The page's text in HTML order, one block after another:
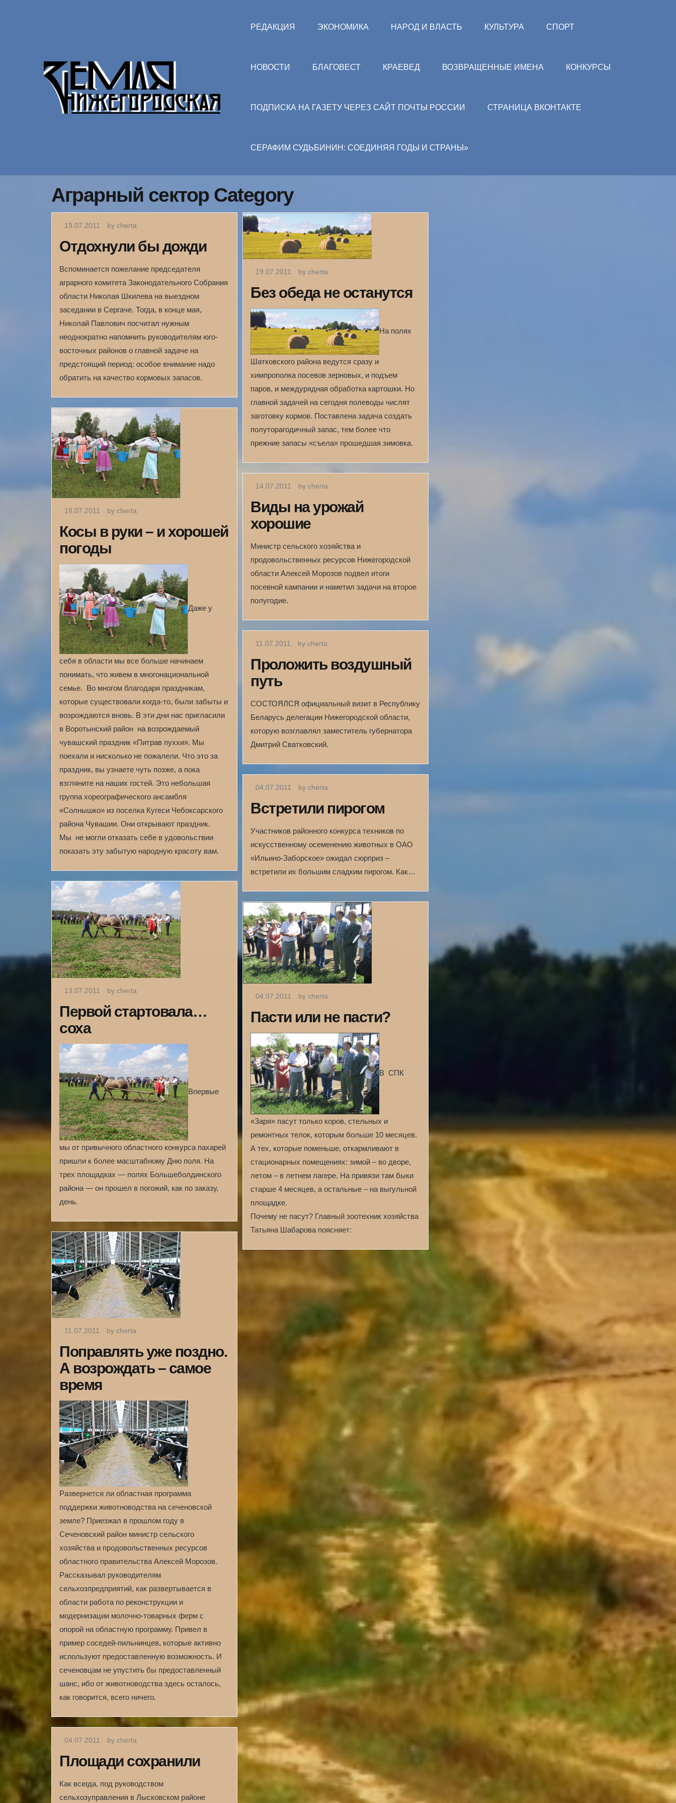
РЕДАКЦИЯ ЭКОНОМИКА НАРОД И ВЛАСТЬ КУЛЬТУРА СПОРТ
НОВОСТИ БЛАГОВЕСТ КРАЕВЕД ВОЗВРАЩЕННЫЕ ИМЕНА КОНКУРСЫ
ПОДПИСКА НА ГАЗЕТУ ЧЕРЕЗ САЙТ ПОЧТЫ РОССИИ СТРАНИЦА ВКОНТАКТЕ
СЕРАФИМ СУДЬБИНИН: СОЕДИНЯЯ ГОДЫ И СТРАНЫ»
Аграрный сектор Category
19.07.2011 by cherta
Отдохнули бы дожди
Вспоминается пожелание председателя
аграрного комитета Законодательного Собрания
области Николая Шкилева на выездном
заседании в Сергаче. Тогда, в конце мая,
Николай Павлович посчитал нужным
неоднократно напомнить руководителям юго-
восточных районов о главной задаче на
предстоящий период: особое внимание надо
обратить на качество кормовых запасов.
18.07.2011 by cherta
Косы в руки – и хорошей
погоды
Даже у
себя в области мы все больше начинаем
понимать, что живем в многонациональной
семье. Во многом благодаря праздникам,
которые существовали когда-то, были забыты и
возрождаются вновь. В эти дни нас пригласили
в Воротынский район на возрождаемый
чувашский праздник «Питрав пуххи». Мы
поехали и нисколько не пожалели. Что это за
праздник, вы узнаете чуть позже, а пока
взгляните на наших гостей. Это небольшая
группа хореографического ансамбля
«Солнышко» из поселка Кугеси Чебоксарского
района Чувашии. Они открывают праздник.
Мы не могли отказать себе в удовольствии
показать эту забытую народную красоту вам.
13.07.2011 by cherta
Первой стартовала…
соха
Впервые
мы от привычного областного конкурса пахарей
пришли к более масштабному Дню поля. На
трех площадках — полях Большеболдинского
района — он прошел в погожий, как по заказу,
день.
11.07.2011 by cherta
Поправлять уже поздно.
А возрождать – самое
время
Развернется ли областная программа
поддержки животноводства на сеченовской
земле? Приезжал в прошлом году в
Сеченовский район министр сельского
хозяйства и продовольственных ресурсов
областного правительства Алексей Морозов.
Рассказывал руководителям
сельхозпредприятий, как развертывается в
области работа по реконструкции и
модернизации молочно-товарных ферм с
опорой на областную программу. Привел в
пример соседей-пильнинцев, которые активно
используют предоставленную возможность. И
сеченовцам не упустить бы предоставленный
шанс, ибо от животноводства здесь осталось,
как говорится, всего ничего.
04.07.2011 by cherta
Площади сохранили
Как всегда, под руководством
сельхозуправления в Лысковском районе
19.07.2011 by cherta
Без обеда не останутся
На полях
Шатковского района ведутся сразу и
химпрополка посевов зерновых, и подъем
паров, и междурядная обработка картошки. Но
главной задачей на сегодня полеводы числят
заготовку кормов. Поставлена задача создать
полуторагодичный запас, тем более что
прежние запасы «съела» прошедшая зимовка.
14.07.2011 by cherta
Виды на урожай
хорошие
Министр сельского хозяйства и
продовольственных ресурсов Нижегородской
области Алексей Морозов подвел итоги
посевной кампании и наметил задачи на второе
полугодие.
11.07.2011 by cherta
Проложить воздушный
путь
СОСТОЯЛСЯ официальный визит в Республику
Беларусь делегации Нижегородской области,
которую возглавлял заместитель губернатора
Дмитрий Сватковский.
04.07.2011 by cherta
Встретили пирогом
Участников районного конкурса техников по
искусственному осеменению животных в ОАО
«Ильино-Заборское» ожидал сюрприз –
встретили их большим сладким пирогом. Как…
04.07.2011 by cherta
Пасти или не пасти?
В СПК
«Заря» пасут только коров, стельных и
ремонтных телок, которым больше 10 месяцев.
А тех, которые поменьше, откармливают в
стационарных помещениях: зимой – во дворе,
летом – в летнем лагере. На привязи там быки
старше 4 месяцев, а остальные – на выгульной
площадке.
Почему не пасут? Главный зоотехник хозяйства
Татьяна Шабарова поясняет: